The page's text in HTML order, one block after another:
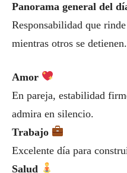
Panorama general del
Responsabilidad que
mientras otros se detienen.
Amor
En pareja, estabilidad
admira en silencio.
Trabajo
Excelente día para
Salud